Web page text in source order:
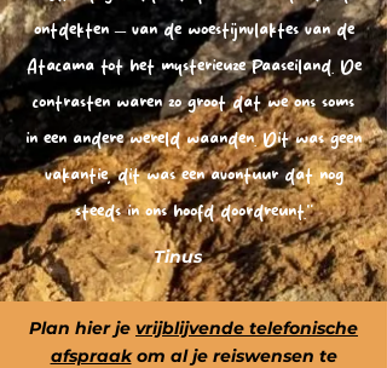
ontdekten – van de woestijnvlaktes van de
Atacama tot het mysterieuze Paaseiland. De
contrasten waren zo groot dat we ons soms
in een andere wereld waanden. Dit was geen
vakantie, dit was een avontuur dat nog
steeds in ons hoofd doordreunt."
Tinus
Plan hier je vrijblijvende telefonische
afspraakom al je reiswensen te